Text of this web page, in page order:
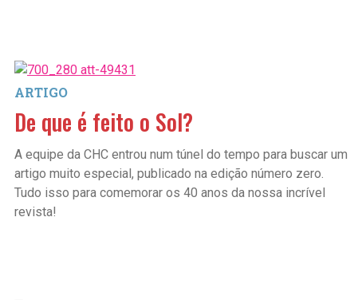
ARTIGO
De que é feito o Sol?
A equipe da CHC entrou num túnel do tempo para buscar um
artigo muito especial, publicado na edição número zero.
Tudo isso para comemorar os 40 anos da nossa incrível
revista!